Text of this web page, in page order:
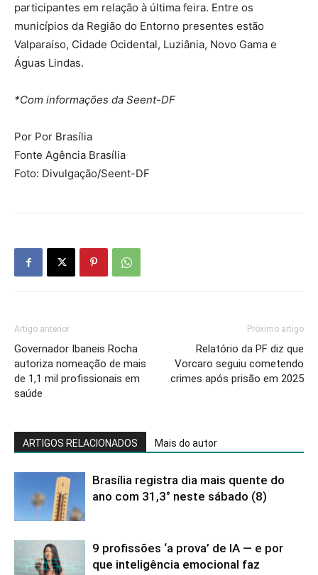
participantes em relação à última feira. Entre os
municípios da Região do Entorno presentes estão
Valparaíso, Cidade Ocidental, Luziânia, Novo Gama e
Águas Lindas.
*Com informações da Seent-DF
Por Por Brasília
Fonte Agência Brasília
Foto: Divulgação/Seent-DF
Artigo anterior
Governador Ibaneis Rocha
autoriza nomeação de mais
de 1,1 mil profissionais em
saúde
Próximo artigo
Relatório da PF diz que
Vorcaro seguiu cometendo
crimes após prisão em 2025
ARTIGOS RELACIONADOS Mais do autor
Brasília registra dia mais quente do
ano com 31,3° neste sábado (8)
9 profissões ‘a prova’ de IA — e por
que inteligência emocional faz